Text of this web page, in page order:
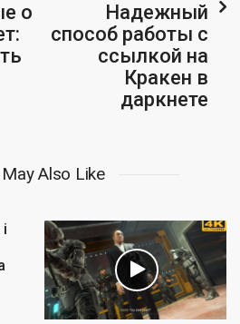
о
Надежный
способ работы с
ссылкой на
Кракен в
даркнете
Also Like
i